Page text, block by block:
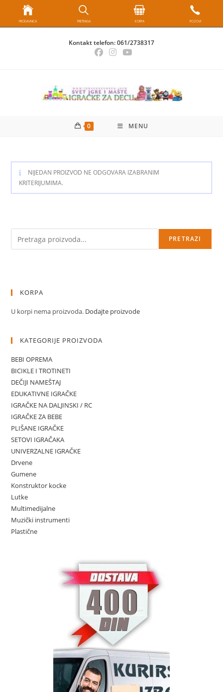
Kontakt telefon:061/2738317
0 MENU
NIJEDAN PROIZVOD NE ODGOVARA IZABRANIM
KRITERIJUMIMA.
PRETRAZI
KORPA
U korpi nema proizvoda. Dodajte proizvode
KATEGORIJE PROIZVODA
BEBI OPREMA
BICIKLE I TROTINETI
DEČIJI NAMEŠTAJ
EDUKATIVNE IGRAČKE
IGRAČKE NA DALJINSKI / RC
IGRAČKE ZA BEBE
PLIŠANE IGRAČKE
SETOVI IGRAČAKA
UNIVERZALNE IGRAČKE
Drvene
Gumene
Konstruktor kocke
Lutke
Multimedijalne
Muzički instrumenti
Plastične
PRODAVNICA PRETRAGA KORPA POZOVI